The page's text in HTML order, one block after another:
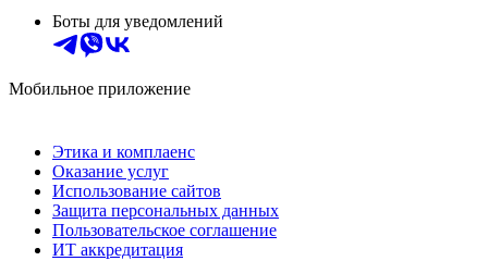
Боты для уведомлений
Мобильное приложение
Этика и комплаенс
Оказание услуг
Использование сайтов
Защита персональных данных
Пользовательское соглашение
ИТ аккредитация